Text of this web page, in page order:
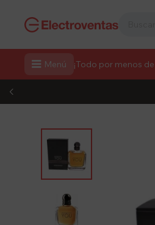
 Menú ¡Todo por menos